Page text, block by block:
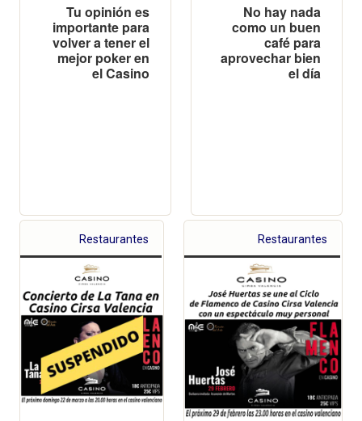
Tu opinión es
importante para
volver a tener el
mejor poker en
el Casino
No hay nada
como un buen
café para
aprovechar bien
el día
Restaurantes Restaurantes